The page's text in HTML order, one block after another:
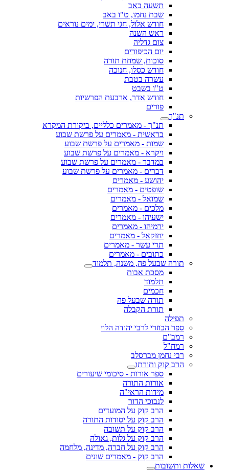
תשעה באב
שבת נחמו, ט"ו באב
חודש אלול, חגי תשרי, ימים נוראים
ראש השנה
צום גדליה
יום הכיפורים
סוכות, שמחת תורה
חודש כסלו, חנוכה
עשרה בטבת
ט"ו בשבט
חודש אדר, ארבעת הפרשיות
פורים
תנ"ך
תנ"ך - מאמרים כלליים, ביקורת המקרא
בראשית - מאמרים על פרשת שבוע
שמות - מאמרים על פרשת שבוע
ויקרא - מאמרים על פרשת שבוע
במדבר - מאמרים על פרשת שבוע
דברים - מאמרים על פרשת שבוע
יהושע - מאמרים
שופטים - מאמרים
שמואל - מאמרים
מלכים - מאמרים
ישעיהו - מאמרים
ירמיהו - מאמרים
יחזקאל - מאמרים
תרי עשר - מאמרים
כתובים - מאמרים
תורה שבעל פה, משנה, תלמוד
מסכת אבות
תלמוד
חכמים
תורה שבעל פה
תורת הקבלה
תפילה
ספר הכוזרי לרבי יהודה הלוי
רמב"ם
רמח"ל
רבי נחמן מברסלב
הרב קוק ותורתו
ספר אורות - סיכומי שיעורים
אורות התורה
מידות הראי"ה
לנבוכי הדור
הרב קוק על המועדים
הרב קוק על יסודות התורה
הרב קוק על תשובה
הרב קוק על גלות, גאולה
הרב קוק על חברה, מדינה, מלחמה
הרב קוק - מאמרים שונים
שאלות ותשובות